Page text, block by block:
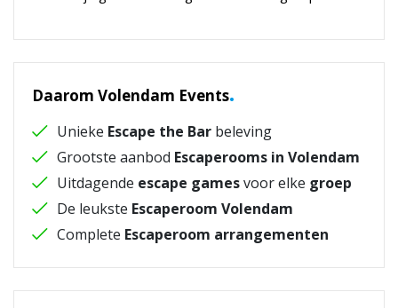
Daarom Volendam Events.
Unieke Escape the Bar beleving
Grootste aanbod Escaperooms in Volendam
Uitdagende escape gamesvoor elke groep
De leukste Escaperoom Volendam
Complete Escaperoom arrangementen